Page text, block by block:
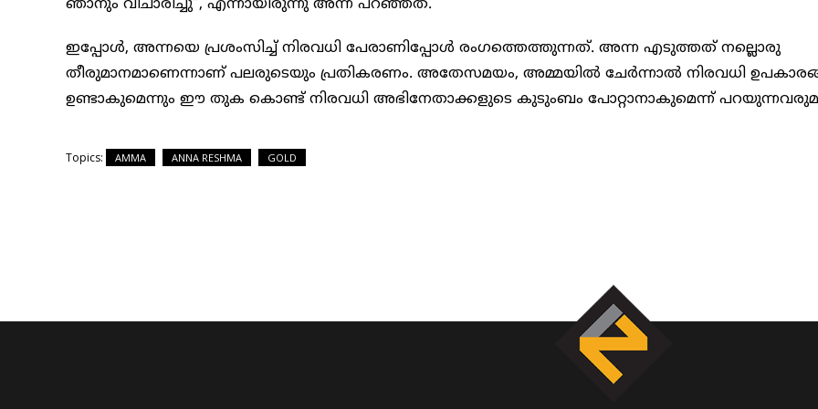
ഞാനും വിചാരിച്ചു”, എന്നായിരുന്നു അന്ന പറഞ്ഞത്.
ഇപ്പോൾ, അന്നയെ പ്രശംസിച്ച് നിരവധി പേരാണിപ്പോൾ രം​ഗത്തെത്തുന്നത്. അന്ന എടുത്തത് നല്ലൊരു
തീരുമാനമാണെന്നാണ് പലരുടെയും പ്രതികരണം. അതേസമയം, അമ്മയിൽ ചേർന്നാൽ നിരവധി
ഉണ്ടാകുമെന്നും ഈ തുക കൊണ്ട് നിരവധി അഭിനേതാക്കളുടെ കുടുംബം പോറ്റാനാകുമെന്ന്
Topics: AMMA ANNA RESHMA GOLD